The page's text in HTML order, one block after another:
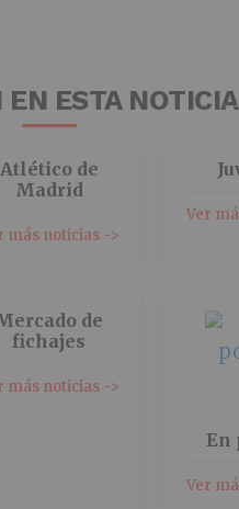
EN ESTA NOTICIA
Atlético de
Madrid
más noticias ->
Ver
de
fichajes
más noticias ->
En
Ver